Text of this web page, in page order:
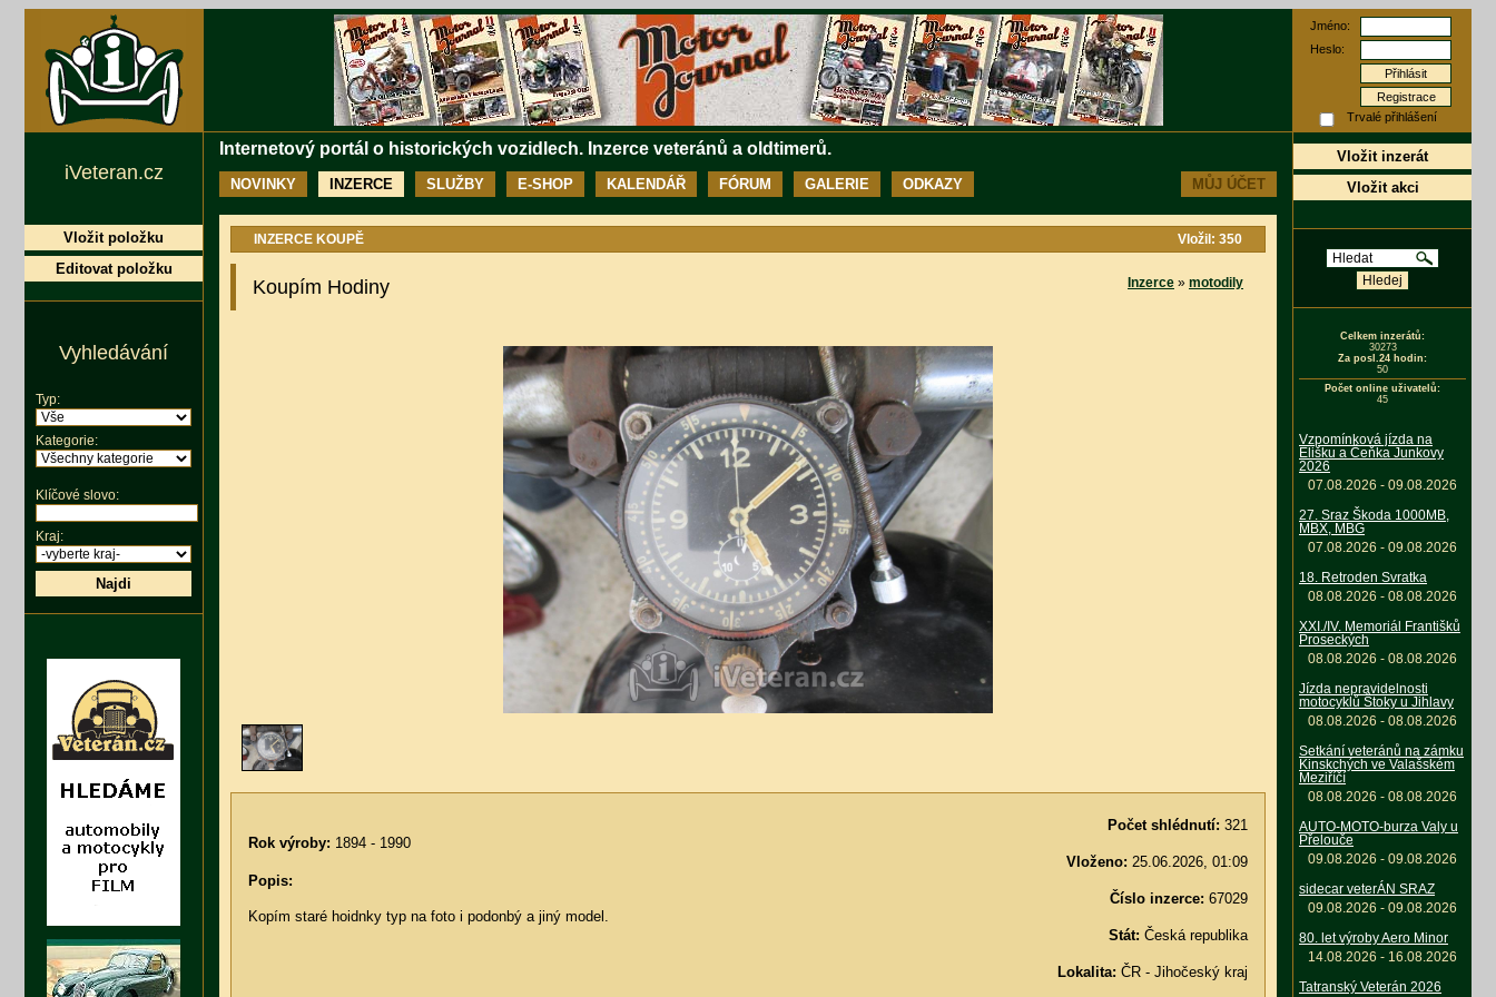
Internetový portál o historických vozidlech. Inzerce veteránů a oldtimerů.
NOVINKY INZERCE SLUŽBY E-SHOP KALENDÁŘ FÓRUM GALERIE ODKAZY MŮJ ÚČET
Vložil: 350
INZERCE KOUPĚ
Inzerce » motodily
Koupím Hodiny
Rok výroby: 1894 - 1990
Popis:
Kopím staré hoidnky typ na foto i podonbý a jiný model.
Počet shlédnutí: 321
Vloženo: 25.06.2026, 01:09
Číslo inzerce: 67029
Stát: Česká republika
Lokalita: ČR - Jihočeský kraj
Jméno:
Heslo:
Registrace
Trvalé přihlášení
Vložit inzerát
Vložit akci
Celkem inzerátů:
30273
Za posl.24 hodin:
50
Počet online uživatelů:
45
Vzpomínková jízda na
Elišku a Čeňka Junkovy
2026
07.08.2026 - 09.08.2026
27. Sraz Škoda 1000MB,
MBX, MBG
07.08.2026 - 09.08.2026
18. Retroden Svratka
08.08.2026 - 08.08.2026
XXI./IV. Memoriál Františků
Proseckých
08.08.2026 - 08.08.2026
Jízda nepravidelnosti
motocyklů Štoky u Jihlavy
08.08.2026 - 08.08.2026
Setkání veteránů na zámku
Kinskchých ve Valašském
Meziříčí
08.08.2026 - 08.08.2026
AUTO-MOTO-burza Valy u
Přelouče
09.08.2026 - 09.08.2026
sidecar veterÁN SRAZ
09.08.2026 - 09.08.2026
80. let výroby Aero Minor
14.08.2026 - 16.08.2026
Tatranský Veterán 2026
iVeteran.cz
Vložit položku
Editovat položku
Vyhledávání
Typ:
Kategorie:
Klíčové slovo:
Kraj:
Najdi